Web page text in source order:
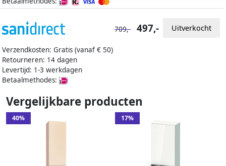
Verzendkosten: Gratis (vanaf € 50)
Retourneren: 14 dagen
Levertijd: 1-3 werkdagen
Betaalmethodes:
709,- 497,- Uitverkocht
Vergelijkbare producten
40% 17%